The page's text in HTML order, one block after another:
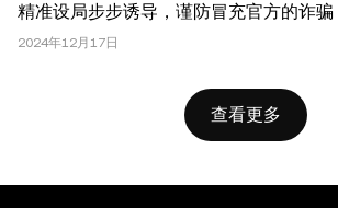
精准设局步步诱导，谨防冒充官方的诈骗
2024年12月17日
查看更多